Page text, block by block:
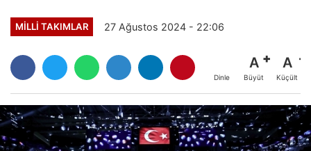
MILLI TAKIMLAR 27 Ağustos 2024 - 22:06
Dinle
A
Büyüt
A
Küçült